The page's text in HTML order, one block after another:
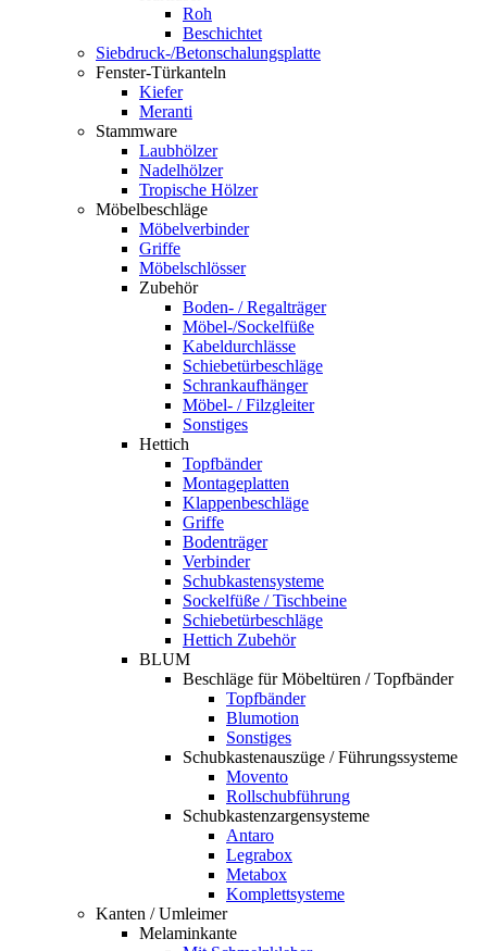
Roh
Beschichtet
Siebdruck-/Betonschalungsplatte
Fenster-Türkanteln
Kiefer
Meranti
Stammware
Laubhölzer
Nadelhölzer
Tropische Hölzer
Möbelbeschläge
Möbelverbinder
Griffe
Möbelschlösser
Zubehör
Boden- / Regalträger
Möbel-/Sockelfüße
Kabeldurchlässe
Schiebetürbeschläge
Schrankaufhänger
Möbel- / Filzgleiter
Sonstiges
Hettich
Topfbänder
Montageplatten
Klappenbeschläge
Griffe
Bodenträger
Verbinder
Schubkastensysteme
Sockelfüße / Tischbeine
Schiebetürbeschläge
Hettich Zubehör
BLUM
Beschläge für Möbeltüren / Topfbänder
Topfbänder
Blumotion
Sonstiges
Schubkastenauszüge / Führungssysteme
Movento
Rollschubführung
Schubkastenzargensysteme
Antaro
Legrabox
Metabox
Komplettsysteme
Kanten / Umleimer
Melaminkante